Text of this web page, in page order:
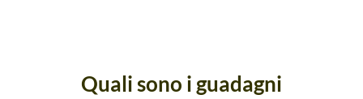
Quali sono i guadagni